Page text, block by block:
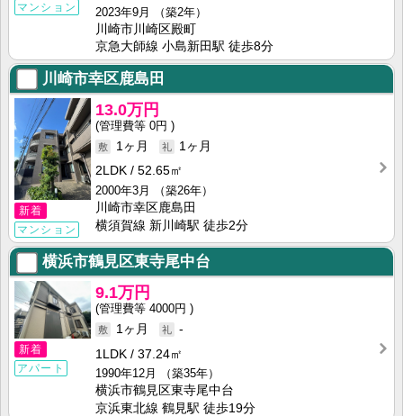
マンション 2023年9月
（築2年）
川崎市川崎区殿町
京急大師線 小島新田駅 徒歩8分
川崎市幸区鹿島田
新着
マンション
13.0万円
0円
1ヶ月
1ヶ月
2LDK
52.65㎡
2000年3月
（築26年）
川崎市幸区鹿島田
横須賀線 新川崎駅 徒歩2分
横浜市鶴見区東寺尾中台
新着
アパート
9.1万円
4000円
1ヶ月
-
1LDK
37.24㎡
1990年12月
（築35年）
横浜市鶴見区東寺尾中台
京浜東北線 鶴見駅 徒歩19分